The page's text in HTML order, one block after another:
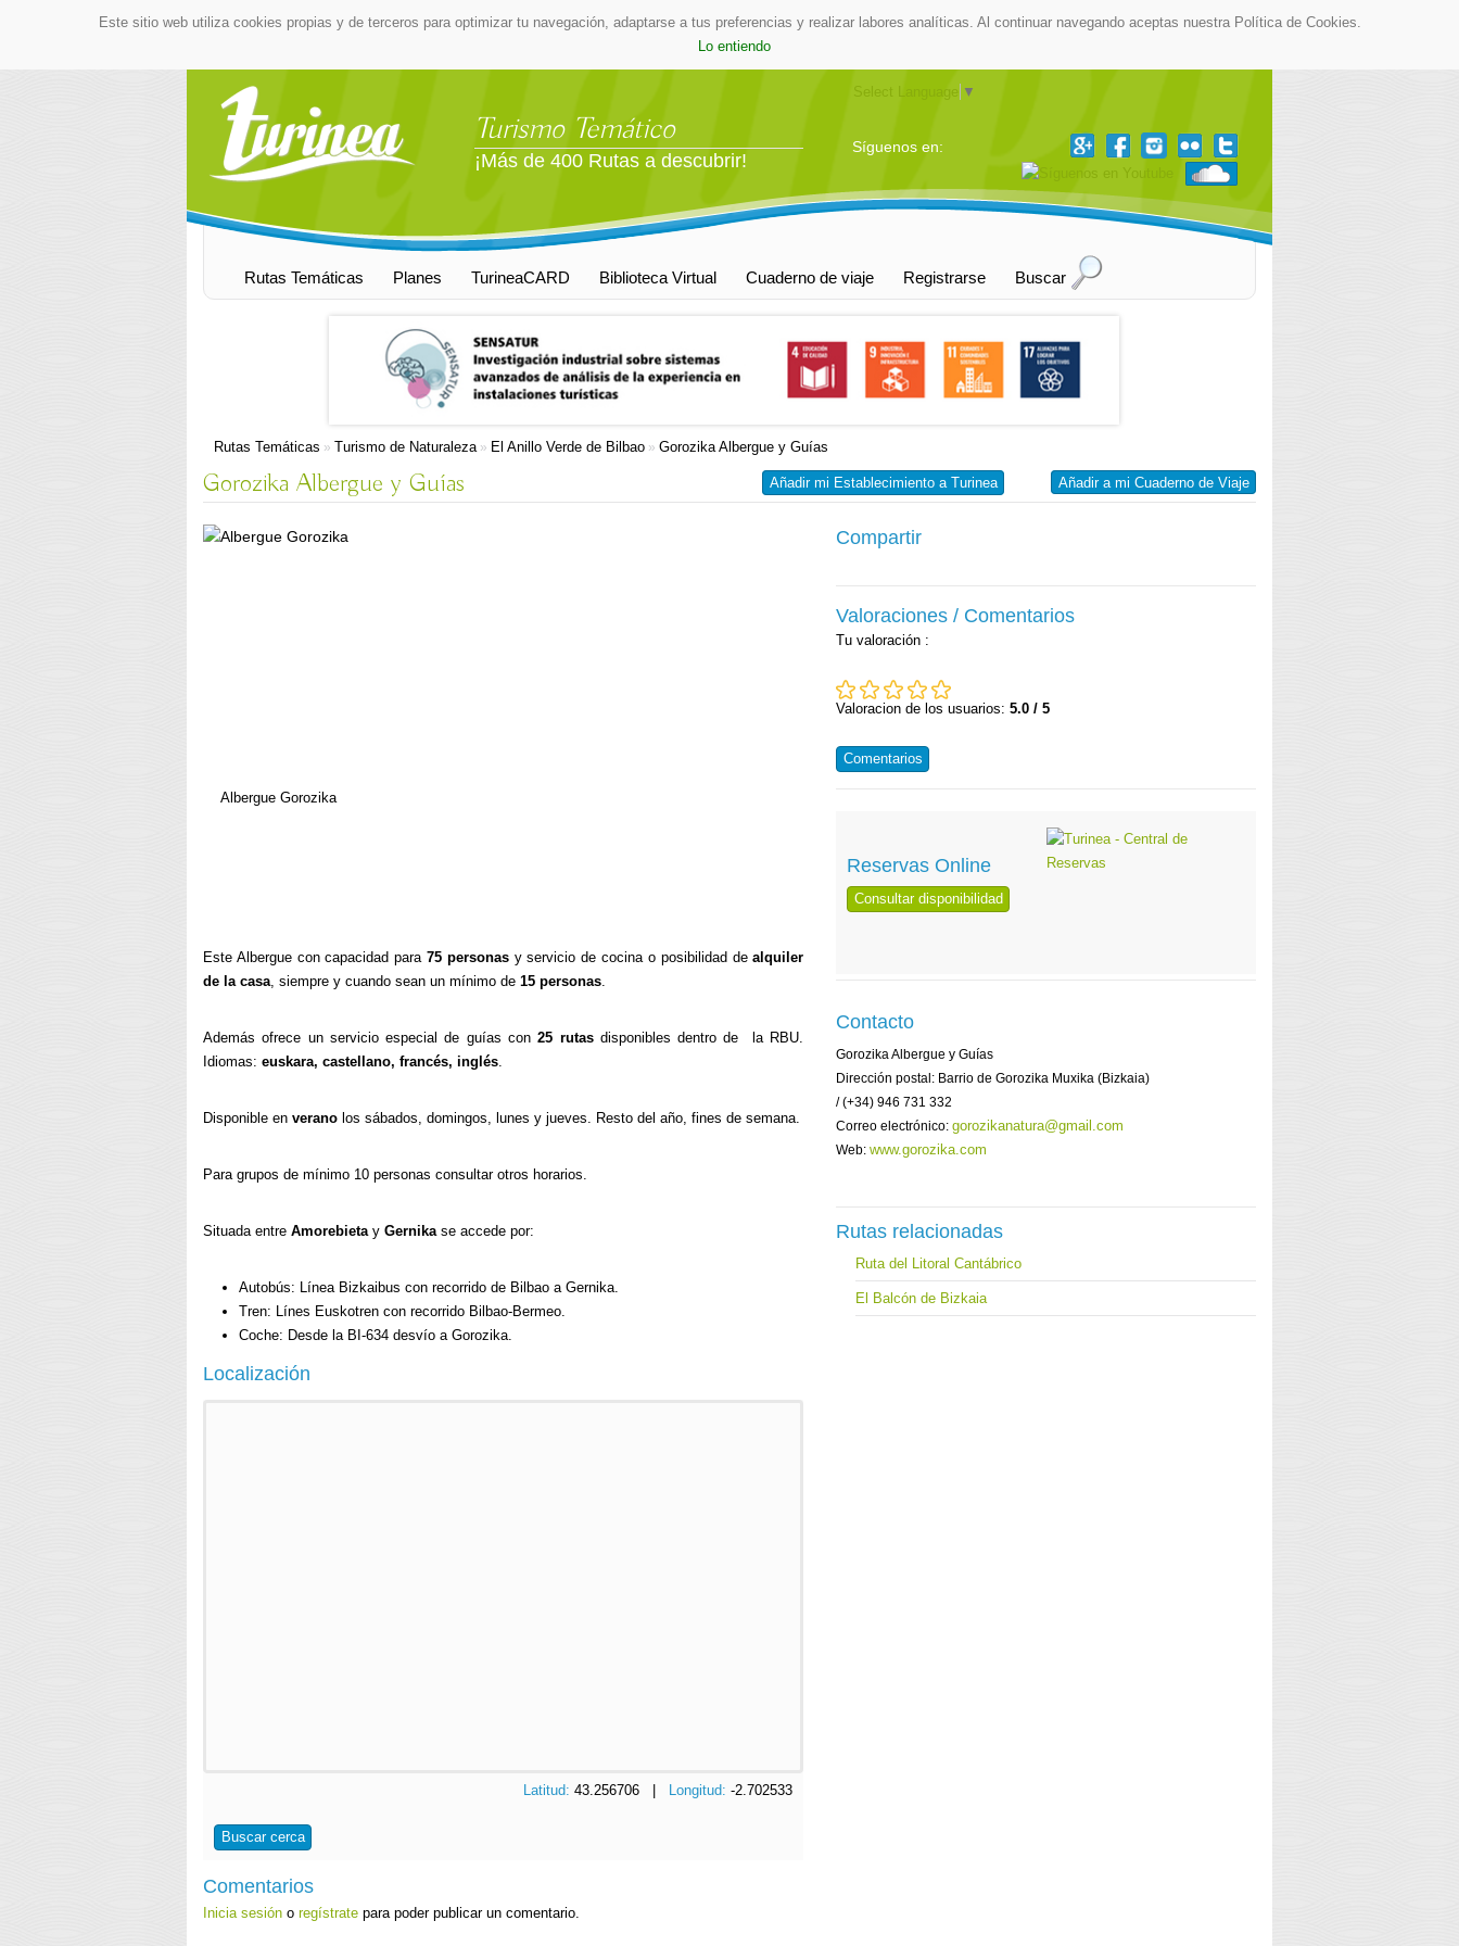
Este sitio web utiliza cookies propias y de terceros para optimizar tu navegación, adaptarse a tus preferencias y realizar labores analíticas. Al continuar navegando aceptas nuestra Política de Cookies.
Lo entiendo
Turismo Temático
¡Más de 400 Rutas a descubrir!
Select Language ▼
Síguenos en:
Rutas Temáticas Planes TurineaCARD Biblioteca Virtual Cuaderno de viaje Registrarse Buscar
Rutas Temáticas » Turismo de Naturaleza» El Anillo Verde de Bilbao » Gorozika Albergue y Guías
Añadir a mi Cuaderno de Viaje
Añadir mi Establecimiento a Turinea
Gorozika Albergue y Guías
Albergue Gorozika
Este Albergue con capacidad para75 personasy servicio de cocina o posibilidad dealquiler
de la casa, siempre y cuando sean un mínimo de 15 personas.
Además ofrece un servicio especial de guías con25 rutasdisponibles dentro de la RBU.
Idiomas: euskara, castellano, francés, inglés.
Disponible en verano los sábados, domingos, lunes y jueves. Resto del año, fines de semana.
Para grupos de mínimo 10 personas consultar otros horarios.
Situada entre Amorebietay Gernikase accede por:
Autobús: Línea Bizkaibus con recorrido de Bilbao a Gernika.
Tren: Línes Euskotren con recorrido Bilbao-Bermeo.
Coche: Desde la BI-634 desvío a Gorozika.
Localización
Latitud:43.256706 | Longitud:-2.702533
Buscar cerca
Comentarios
Inicia sesión o regístrate para poder publicar un comentario.
Compartir
Valoraciones / Comentarios
Tu valoración :
Valoracion de los usuarios:5.0 / 5
Comentarios
Reservas Online
Consultar disponibilidad
Contacto
Gorozika Albergue y Guías
Dirección postal: Barrio de Gorozika Muxika (Bizkaia)
/ (+34) 946 731 332
Correo electrónico:gorozikanatura@gmail.com
Web:www.gorozika.com
Rutas relacionadas
Ruta del Litoral Cantábrico
El Balcón de Bizkaia